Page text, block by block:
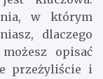
w którym
dlaczego
opisać
przeżyliście i